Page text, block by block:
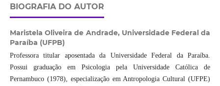
BIOGRAFIA DO AUTOR
Maristela Oliveira de Andrade, Universidade Federal da
Paraíba (UFPB)
Professora titular aposentada da Universidade Federal da Paraíba.
Possui graduação em Psicologia pela Universidade Católica de
Pernambuco (1978), especialização em Antropologia Cultural (UFPE)